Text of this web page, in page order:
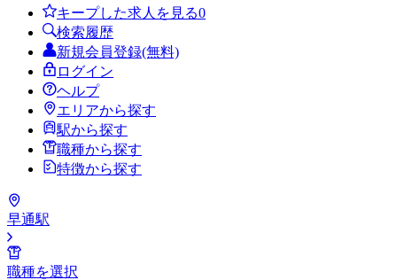
キープした求人を見る0
検索履歴
新規会員登録(無料)
ログイン
ヘルプ
エリアから探す
駅から探す
職種から探す
特徴から探す
早通駅
職種を選択